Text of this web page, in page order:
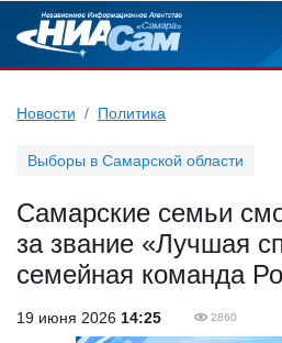
Новости Политика
Выборы в Самарской области
Самарские семьи
за звание «Лучшая
семейная команда
19 июня 2026 14:25 2860